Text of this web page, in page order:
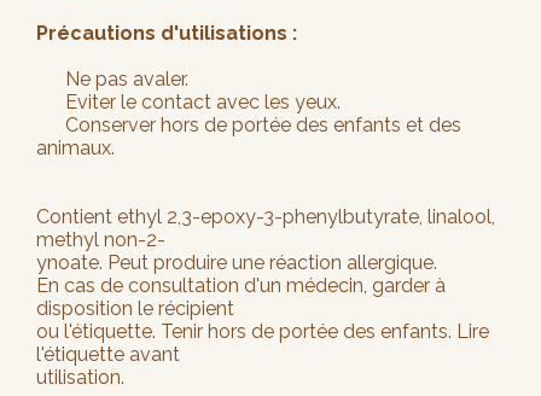
Précautions d'utilisations :
Ne pas avaler.
Eviter le contact avec les yeux.
Conserver hors de portée des enfants et des
animaux.
Contient ethyl 2,3-epoxy-3-phenylbutyrate, linalool,
methyl non-2-
ynoate. Peut produire une réaction allergique.
En cas de consultation d'un médecin, garder à
disposition le récipient
ou l'étiquette. Tenir hors de portée des enfants. Lire
l'étiquette avant
utilisation.